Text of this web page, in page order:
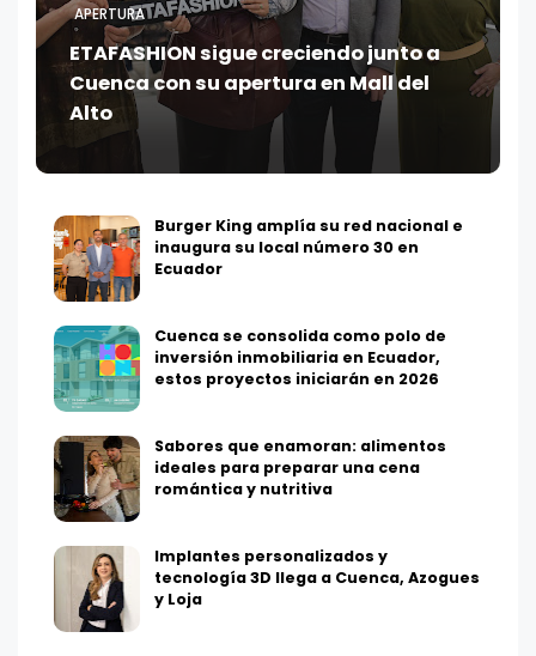
APERTURA
ETAFASHION sigue creciendo junto a
Cuenca con su apertura en Mall del
Alto
Burger King amplía su red nacional e
inaugura su local número 30 en
Ecuador
Cuenca se consolida como polo de
inversión inmobiliaria en Ecuador,
estos proyectos iniciarán en 2026
Sabores que enamoran: alimentos
ideales para preparar una cena
romántica y nutritiva
Implantes personalizados y
tecnología 3D llega a Cuenca, Azogues
y Loja